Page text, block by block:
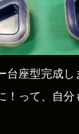
台座型完成し
！って、自分